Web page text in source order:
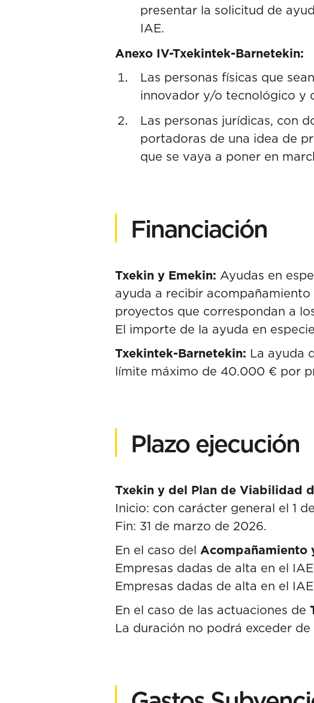
presentar la solicitud de
IAE.
Anexo IV-Txekintek-Barnetekin:
Las personas físicas que
innovador y/o tecnológico y
Las personas jurídicas, con
portadoras de una idea de
que se vaya a poner en
Financiación
Txekin y Emekin: Ayudas en
ayuda a recibir
proyectos que correspondan a
El importe de la ayuda en
Txekintek-Barnetekin: La ayuda
límite máximo de 40.000 € por
Plazo ejecución
Txekin y del Plan de Viabilidad
Inicio: con carácter general el 1
Fin: 31 de marzo de 2026.
En el caso del Acompañamiento
Empresas dadas de alta en el
Empresas dadas de alta en el
En el caso de las actuaciones de
La duración no podrá exceder de